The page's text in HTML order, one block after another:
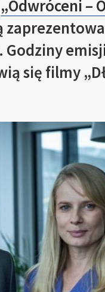
„Odwróceni –
. Godziny
się filmy